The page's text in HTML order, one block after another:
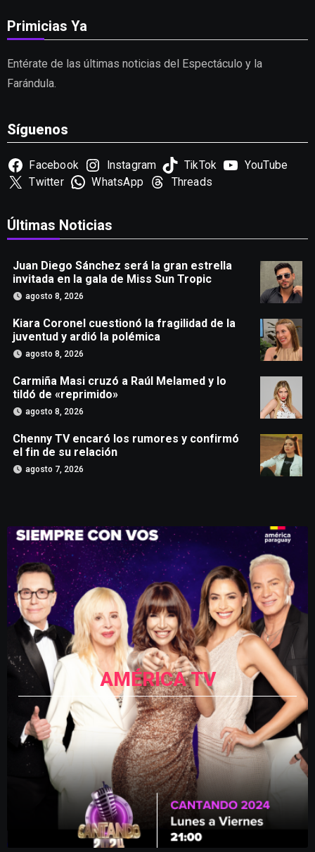
Primicias Ya
Entérate de las últimas noticias del Espectáculo y la
Farándula.
Síguenos
Facebook Instagram TikTok
YouTube
Twitter
WhatsApp Threads
Últimas Noticias
Juan Diego Sánchez será la gran estrella
invitada en la gala de Miss Sun Tropic
agosto 8, 2026
Kiara Coronel cuestionó la fragilidad de la
juventud y ardió la polémica
agosto 8, 2026
Carmiña Masi cruzó a Raúl Melamed y lo
tildó de «reprimido»
agosto 8, 2026
Chenny TV encaró los rumores y confirmó
el fin de su relación
agosto 7, 2026
AMÉRICA TV